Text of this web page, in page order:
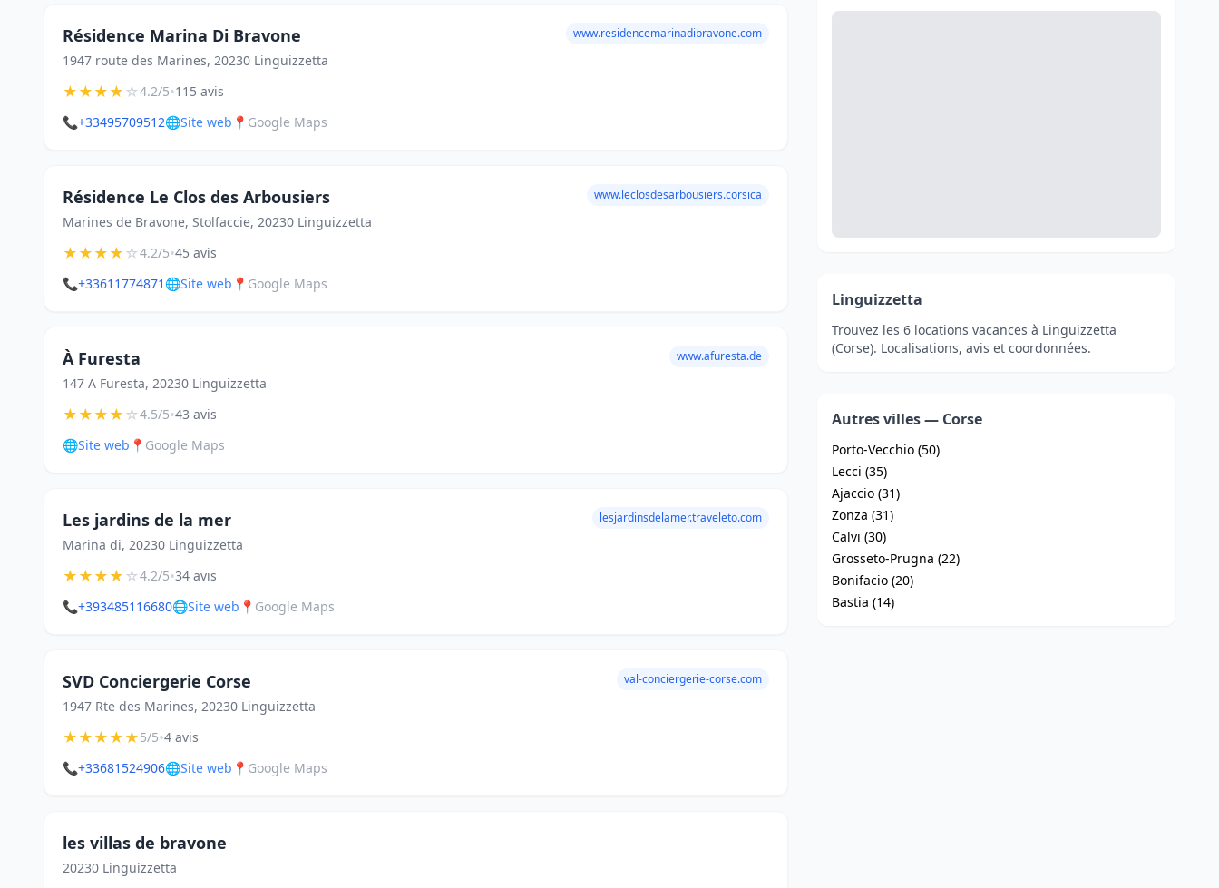
Résidence Marina Di Bravone
1947 route des Marines, 20230 Linguizzetta
www.residencemarinadibravone.com
★★★★☆4.2/5•115 avis
📞+33495709512🌐Site web 📍 Google Maps
Résidence Le Clos des Arbousiers
Marines de Bravone, Stolfaccie, 20230 Linguizzetta
www.leclosdesarbousiers.corsica
★★★★☆4.2/5•45 avis
📞+33611774871 🌐Site web 📍 Google Maps
À Furesta
147 A Furesta, 20230 Linguizzetta
www.afuresta.de
★★★★☆4.5/5•43 avis
🌐Site web 📍 Google Maps
Les jardins de la mer
Marina di, 20230 Linguizzetta
lesjardinsdelamer.traveleto.com
★★★★☆4.2/5•34 avis
📞+393485116680🌐Site web 📍 Google Maps
SVD Conciergerie Corse
1947 Rte des Marines, 20230 Linguizzetta
val-conciergerie-corse.com
★★★★★5/5•4 avis
📞+33681524906🌐Site web 📍 Google Maps
les villas de bravone
20230 Linguizzetta
Linguizzetta
Trouvez les 6 locations vacances à Linguizzetta
(Corse). Localisations, avis et coordonnées.
Autres villes — Corse
Porto-Vecchio (50)
Lecci (35)
Ajaccio (31)
Zonza (31)
Calvi (30)
Grosseto-Prugna (22)
Bonifacio (20)
Bastia (14)